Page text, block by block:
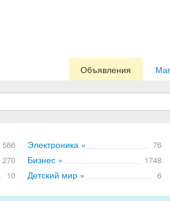
Объявления
566 Электроника » 76
270 Бизнес » 1748
10 Детский мир » 6